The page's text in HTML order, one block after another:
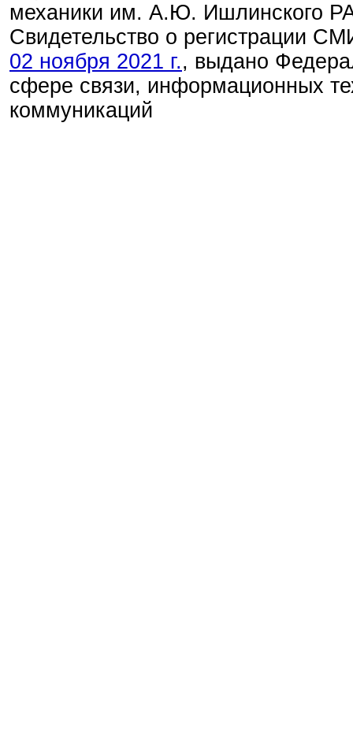
механики им. А.Ю. Ишлинского
Свидетельство о регистрации
02 ноября 2021 г., выдано
сфере связи, информационных
коммуникаций